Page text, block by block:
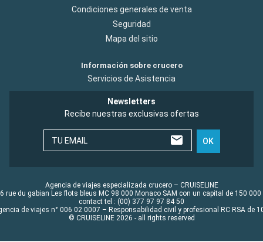
Condiciones generales de venta
Seguridad
Mapa del sitio
Información sobre crucero
Servicios de Asistencia
Newsletters
Recibe nuestras exclusivas ofertas
TU EMAIL OK
Agencia de viajes especializada crucero – CRUISELINE
rue du gabian Les flots bleus MC 98 000 Monaco SAM con un capital de 150 000
contact tel : (00) 377 97 97 84 50
de viajes n° 006 02 0007 – Responsabilidad civil y profesional RC RSA de
© CRUISELINE 2026 - all rights reserved